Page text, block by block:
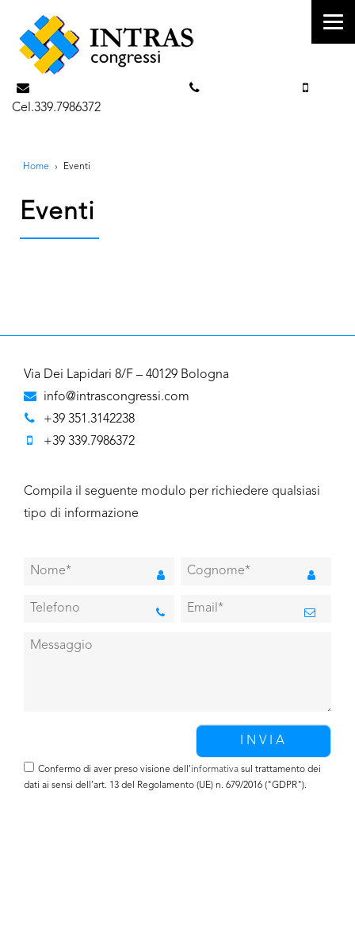
Cel.339.7986372
Home › Eventi
Eventi
Via Dei Lapidari 8/F – 40129 Bologna
info@intrascongressi.com
+39 351.3142238
+39 339.7986372
Compila il seguente modulo per richiedere qualsiasi
tipo di informazione
Confermo di aver preso visione dell'informativa sul trattamento dei
dati ai sensi dell’art. 13 del Regolamento (UE) n. 679/2016 ("GDPR").